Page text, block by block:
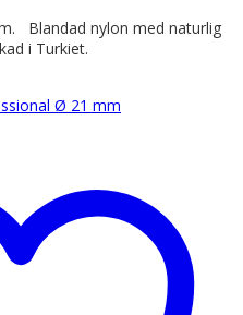
Blandad nylon med naturlig
i Turkiet.